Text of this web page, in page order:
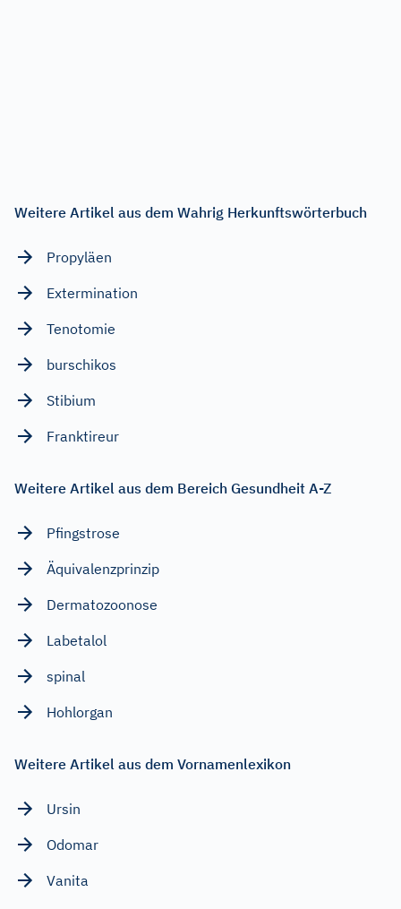
Weitere Artikel aus dem Wahrig Herkunftswörterbuch
Propyläen
Extermination
Tenotomie
burschikos
Stibium
Franktireur
Weitere Artikel aus dem Bereich Gesundheit A-Z
Pfingstrose
Äquivalenzprinzip
Dermatozoonose
Labetalol
spinal
Hohlorgan
Weitere Artikel aus dem Vornamenlexikon
Ursin
Odomar
Vanita